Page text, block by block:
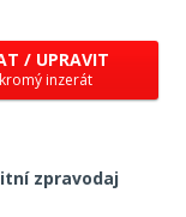
/ UPRAVIT
inzerát
zpravodaj